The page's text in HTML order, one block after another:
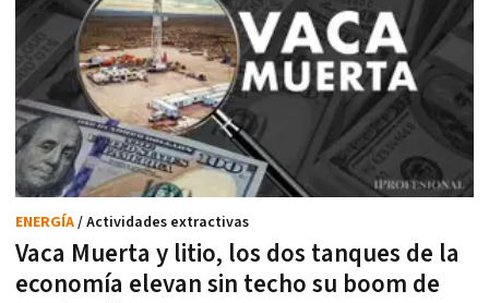
Vaca Muerta y litio, los dos tanques de la
economía elevan sin techo su boom de
ENERGÍA/ Actividades extractivas